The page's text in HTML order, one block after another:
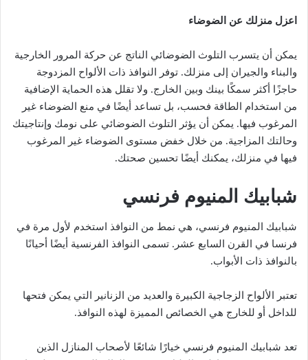
اعزل منزلك عن الضوضاء
يمكن أن يتسرب التلوث الضوضائي الناتج عن حركة المرور الخارجية
والبناء والجيران إلى منزلك. توفر النوافذ ذات الألواح المزدوجة
حاجزًا أكثر سمكًا بينك وبين الخارج. ولا تقلل هذه الحماية الإضافية
من استخدام الطاقة فحسب، بل تساعد أيضًا في منع الضوضاء غير
المرغوب فيها. يمكن أن يؤثر التلوث الضوضائي على نومك وإنتاجيتك
وحالتك المزاجية. من خلال خفض مستوى الضوضاء غير المرغوب
فيها في منزلك، يمكنك أيضًا تحسين صحتك.
شبابيك المنيوم فرنسي
شبابيك المنيوم فرنسي، هي نمط من النوافذ استخدم لأول مرة في
فرنسا في القرن السابع عشر. تسمى النوافذ الفرنسية أيضًا أحيانًا
بالنوافذ ذات الأبواب.
تعتبر الألواح الزجاجية الكبيرة والعديد من الزنانير التي يمكن فتحها
للداخل أو للخارج هي الخصائص المميزة لهذه النوافذ.
تعد شبابيك المنيوم فرنسي خيارًا شائعًا لأصحاب المنازل الذين